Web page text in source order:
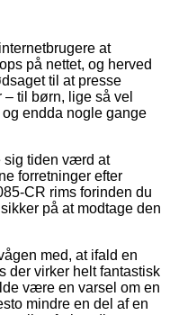
at
på nettet, og herved
til at presse
til børn, lige så vel
endda nogle gange
tiden værd at
forretninger efter
CR rims forinden du
på at modtage den
med, at ifald en
der virker helt fantastisk
være en varsel om en
mindre en del af en